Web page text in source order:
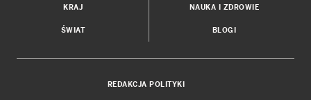
KRAJ
ŚWIAT
NAUKA I ZDROWIE
BLOGI
REDAKCJA POLITYKI